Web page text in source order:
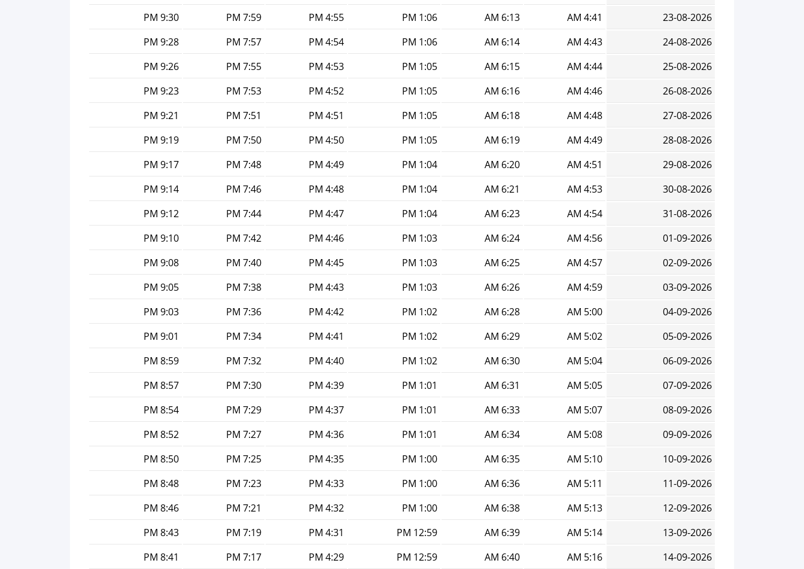
23-08-2026
4:41 AM
6:13 AM
1:06 PM
4:55 PM
7:59 PM
9:30 PM
24-08-2026
4:43 AM
6:14 AM
1:06 PM
4:54 PM
7:57 PM
9:28 PM
25-08-2026
4:44 AM
6:15 AM
1:05 PM
4:53 PM
7:55 PM
9:26 PM
26-08-2026
4:46 AM
6:16 AM
1:05 PM
4:52 PM
7:53 PM
9:23 PM
27-08-2026
4:48 AM
6:18 AM
1:05 PM
4:51 PM
7:51 PM
9:21 PM
28-08-2026
4:49 AM
6:19 AM
1:05 PM
4:50 PM
7:50 PM
9:19 PM
29-08-2026
4:51 AM
6:20 AM
1:04 PM
4:49 PM
7:48 PM
9:17 PM
30-08-2026
4:53 AM
6:21 AM
1:04 PM
4:48 PM
7:46 PM
9:14 PM
31-08-2026
4:54 AM
6:23 AM
1:04 PM
4:47 PM
7:44 PM
9:12 PM
01-09-2026
4:56 AM
6:24 AM
1:03 PM
4:46 PM
7:42 PM
9:10 PM
02-09-2026
4:57 AM
6:25 AM
1:03 PM
4:45 PM
7:40 PM
9:08 PM
03-09-2026
4:59 AM
6:26 AM
1:03 PM
4:43 PM
7:38 PM
9:05 PM
04-09-2026
5:00 AM
6:28 AM
1:02 PM
4:42 PM
7:36 PM
9:03 PM
05-09-2026
5:02 AM
6:29 AM
1:02 PM
4:41 PM
7:34 PM
9:01 PM
06-09-2026
5:04 AM
6:30 AM
1:02 PM
4:40 PM
7:32 PM
8:59 PM
07-09-2026
5:05 AM
6:31 AM
1:01 PM
4:39 PM
7:30 PM
8:57 PM
08-09-2026
5:07 AM
6:33 AM
1:01 PM
4:37 PM
7:29 PM
8:54 PM
09-09-2026
5:08 AM
6:34 AM
1:01 PM
4:36 PM
7:27 PM
8:52 PM
10-09-2026
5:10 AM
6:35 AM
1:00 PM
4:35 PM
7:25 PM
8:50 PM
11-09-2026
5:11 AM
6:36 AM
1:00 PM
4:33 PM
7:23 PM
8:48 PM
12-09-2026
5:13 AM
6:38 AM
1:00 PM
4:32 PM
7:21 PM
8:46 PM
13-09-2026
5:14 AM
6:39 AM
12:59 PM
4:31 PM
7:19 PM
8:43 PM
14-09-2026
5:16 AM
6:40 AM
12:59 PM
4:29 PM
7:17 PM
8:41 PM